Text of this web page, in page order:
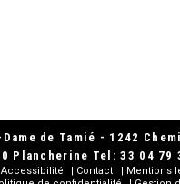
de Tamié - 1242
Plancherine Tel: 33 04 79
Accessibilité Contact Mentions